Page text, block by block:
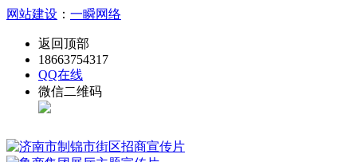
网站建设 ： 一瞬网络
返回顶部
18663754317
QQ在线
微信二维码